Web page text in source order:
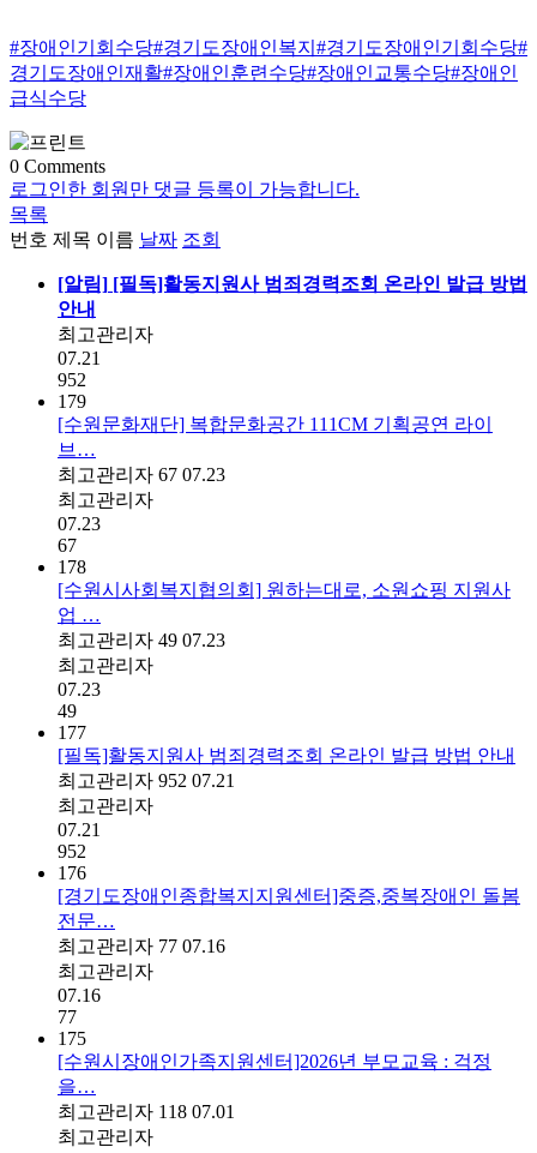
#장애인기회수당#경기도장애인복지#경기도장애인기회수당#
경기도장애인재활#장애인훈련수당#장애인교통수당#장애인
급식수당
0 Comments
로그인한 회원만 댓글 등록이 가능합니다.
목록
번호 제목 이름 날짜 조회
[알림] [필독]활동지원사 범죄경력조회 온라인 발급 방법
안내
최고관리자
07.21
952
179
[수원문화재단] 복합문화공간 111CM 기획공연 라이
브…
최고관리자 67 07.23
최고관리자
07.23
67
178
[수원시사회복지협의회] 원하는대로, 소원쇼핑 지원사
업 …
최고관리자 49 07.23
최고관리자
07.23
49
177
[필독]활동지원사 범죄경력조회 온라인 발급 방법 안내
최고관리자 952 07.21
최고관리자
07.21
952
176
[경기도장애인종합복지지원센터]중증,중복장애인 돌봄
전문…
최고관리자 77 07.16
최고관리자
07.16
77
175
[수원시장애인가족지원센터]2026년 부모교육 : 걱정
을…
최고관리자 118 07.01
최고관리자